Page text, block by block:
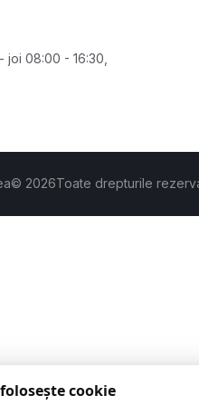
joi 08:00 - 16:30,
© 2026Toate drepturile
cookie